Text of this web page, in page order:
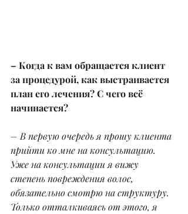
– Когда к вам обращается клиент
за процедурой, как выстраивается
план его лечения? С чего всё
начинается?
– В первую очередь я прошу клиента
прийти ко мне на консультацию.
Уже на консультации я вижу
степень повреждения волос,
обязательно смотрю на структуру.
Только отталкиваясь от этого, я